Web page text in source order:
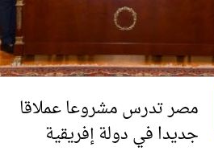
مصر تدرس مشروعا عملاقا
جديدا في دولة إفريقية